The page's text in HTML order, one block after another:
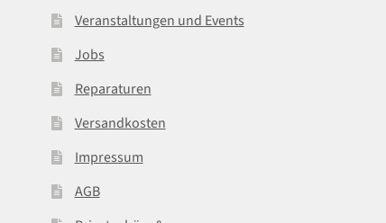
Veranstaltungen und Events
Jobs
Reparaturen
Versandkosten
Impressum
AGB